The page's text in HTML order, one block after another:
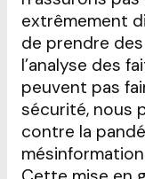
extrêmement
de prendre
l’analyse des
peuvent pas
sécurité, nous
contre la